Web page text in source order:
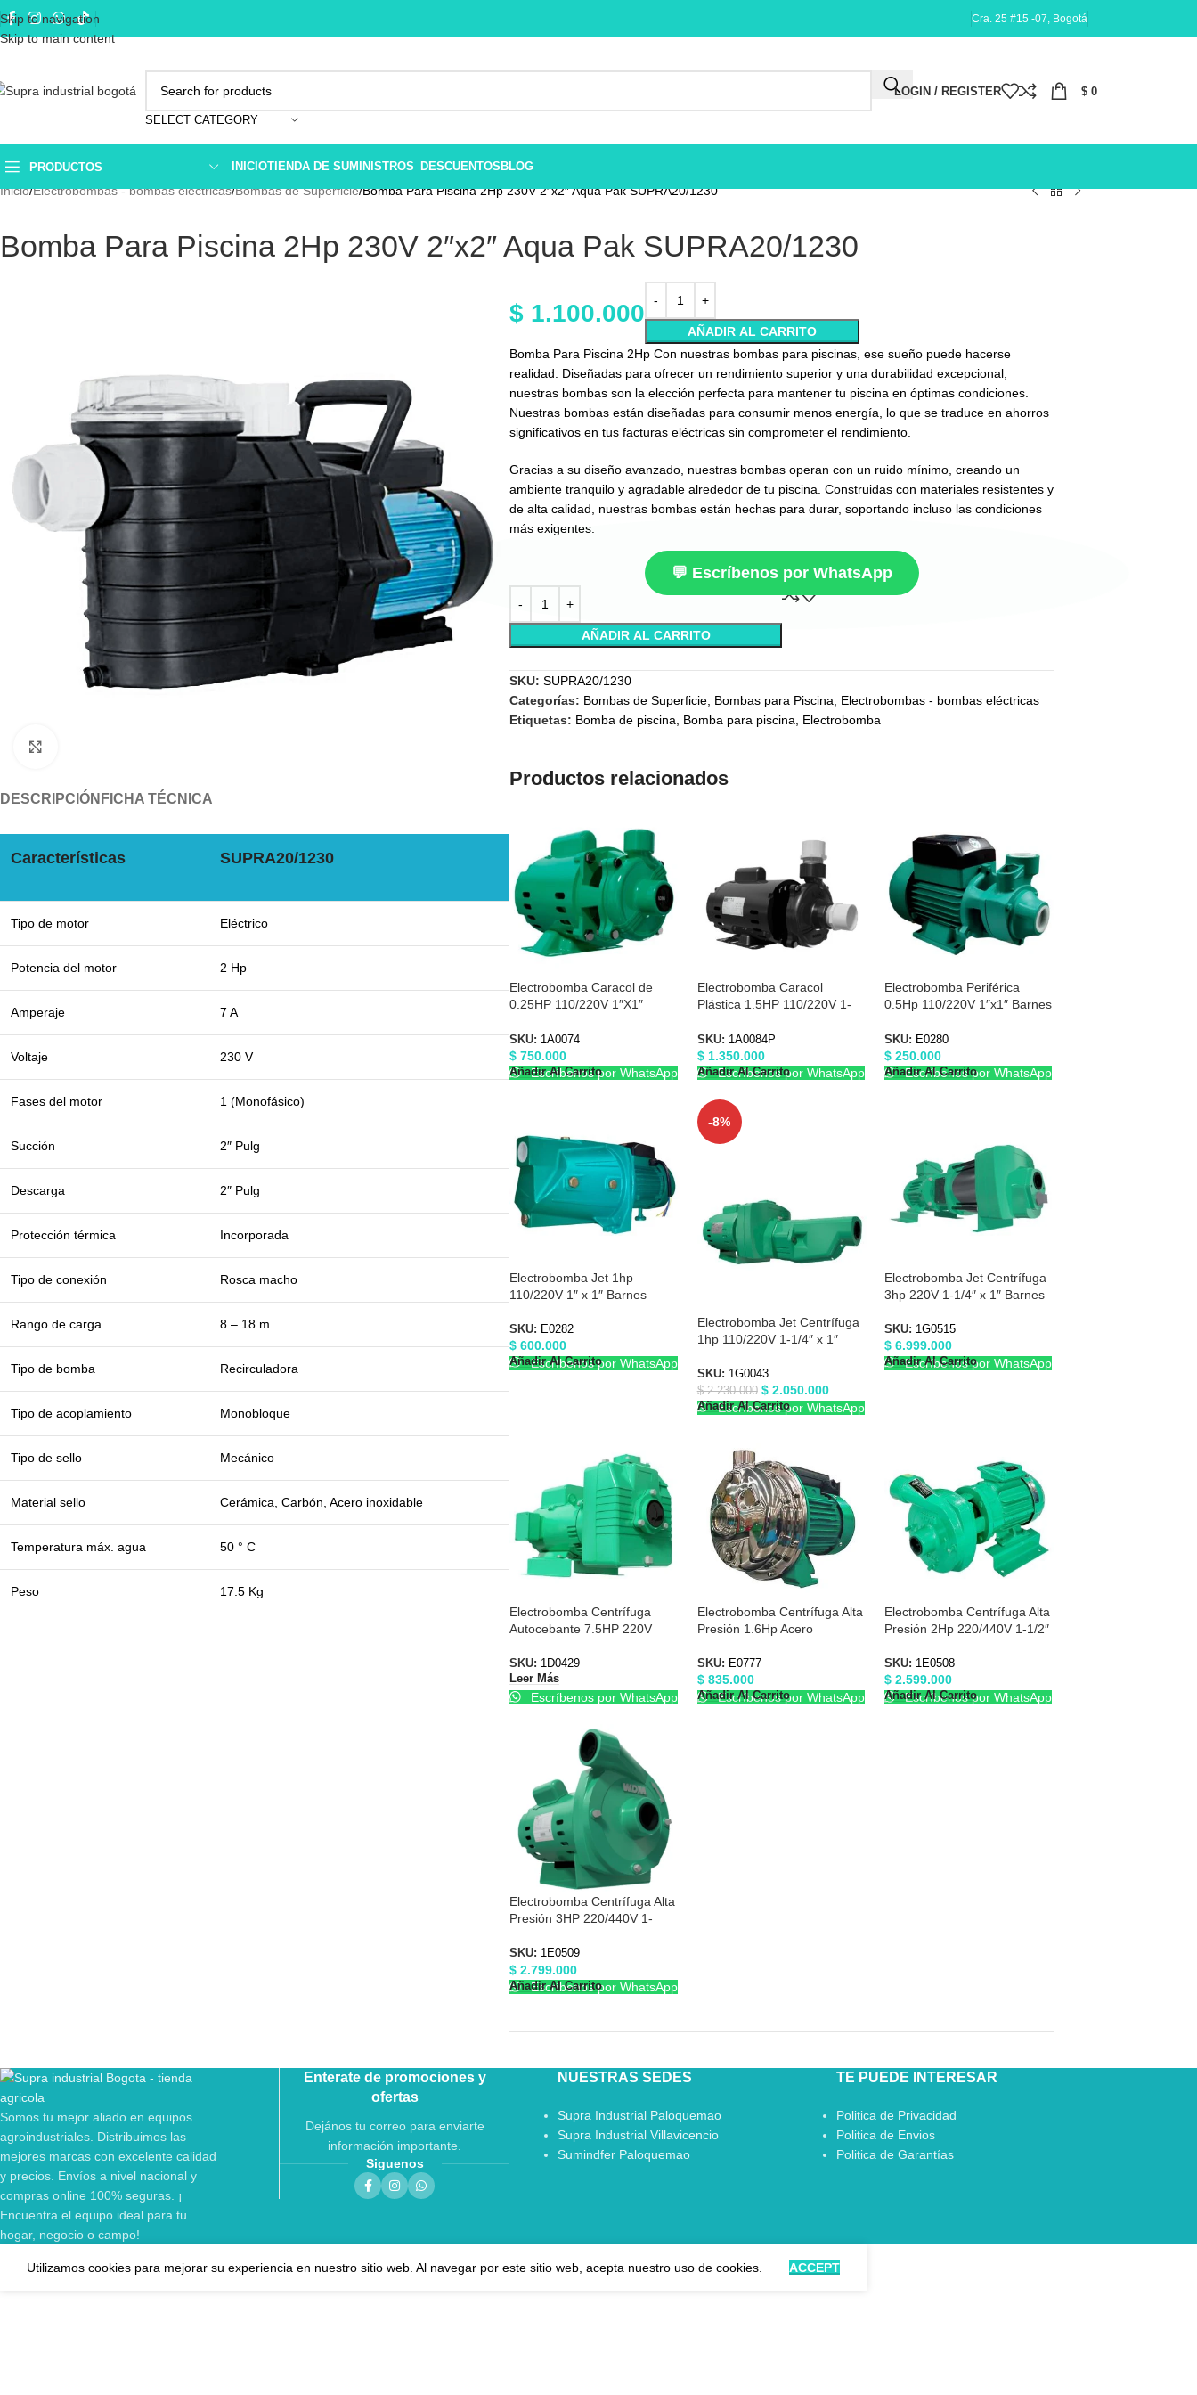
Skip to navigation
Skip to main content
Cra. 25 #15 -07, Bogotá
SELECT CATEGORY
LOGIN / REGISTER $ 0
PRODUCTOS INICIOTIENDA DE SUMINISTROS DESCUENTOS BLOG
Inicio Electrobombas - bombas eléctricas Bombas de Superficie Bomba Para Piscina 2Hp 230V 2″x2″ Aqua Pak SUPRA20/1230
Bomba Para Piscina 2Hp 230V 2″x2″ Aqua Pak SUPRA20/1230
DESCRIPCIÓN FICHA TÉCNICA
Características SUPRA20/1230
Tipo de motor Eléctrico
Potencia del motor 2 Hp
Amperaje 7 A
Voltaje 230 V
Fases del motor 1 (Monofásico)
Succión 2″ Pulg
Descarga 2″ Pulg
Protección térmica Incorporada
Tipo de conexión Rosca macho
Rango de carga 8 – 18 m
Tipo de bomba Recirculadora
Tipo de acoplamiento Monobloque
Tipo de sello Mecánico
Material sello Cerámica, Carbón, Acero inoxidable
Temperatura máx. agua 50 ° C
Peso 17.5 Kg
$ 1.100.000
AÑADIR AL CARRITO
Bomba Para Piscina 2Hp Con nuestras bombas para piscinas, ese sueño puede hacerse
realidad. Diseñadas para ofrecer un rendimiento superior y una durabilidad excepcional,
nuestras bombas son la elección perfecta para mantener tu piscina en óptimas condiciones.
Nuestras bombas están diseñadas para consumir menos energía, lo que se traduce en ahorros
significativos en tus facturas eléctricas sin comprometer el rendimiento.
Gracias a su diseño avanzado, nuestras bombas operan con un ruido mínimo, creando un
ambiente tranquilo y agradable alrededor de tu piscina. Construidas con materiales resistentes y
de alta calidad, nuestras bombas están hechas para durar, soportando incluso las condiciones
más exigentes.
💬 Escríbenos por WhatsApp
AÑADIR AL CARRITO
SKU:SUPRA20/1230
Categorías: Bombas de Superficie Bombas para Piscina
Electrobombas - bombas eléctricas
Etiquetas: Bomba de piscina Bomba para piscina Electrobomba
Productos relacionados
Electrobomba Caracol de
0.25HP 110/220V 1″X1″
SKU: 1A0074
$ 750.000
Añadir Al Carrito
Escríbenos por WhatsApp
Electrobomba Caracol
Plástica 1.5HP 110/220V 1-
SKU: 1A0084P
$1.350.000
Añadir Al Carrito
Escríbenos por WhatsApp
Electrobomba Periférica
0.5Hp 110/220V 1″x1″ Barnes
SKU: E0280
$250.000
Añadir Al Carrito
Escríbenos por WhatsApp
Electrobomba Jet 1hp
110/220V 1″ x 1″ Barnes
SKU: E0282
$ 600.000
Añadir Al Carrito
Escríbenos por WhatsApp
-8%
Electrobomba Jet Centrífuga
1hp 110/220V 1-1/4″ x 1″
SKU: 1G0043
$2.230.000 $2.050.000
Añadir Al Carrito
Escríbenos por WhatsApp
Electrobomba Jet Centrífuga
3hp 220V 1-1/4″ x 1″ Barnes
SKU: 1G0515
$6.999.000
Añadir Al Carrito
Escríbenos por WhatsApp
Electrobomba Centrífuga
Autocebante 7.5HP 220V
SKU: 1D0429
Leer Más
Escríbenos por WhatsApp
Electrobomba Centrífuga Alta
Presión 1.6Hp Acero
E0777
SKU: E0777
$835.000
Añadir Al Carrito
Escríbenos por WhatsApp
Electrobomba Centrífuga Alta
Presión 2Hp 220/440V 1-1/2″
SKU: 1E0508
$2.599.000
Añadir Al Carrito
Escríbenos por WhatsApp
Electrobomba Centrífuga Alta
Presión 3HP 220/440V 1-
SKU: 1E0509
$ 2.799.000
Añadir Al Carrito
Escríbenos por WhatsApp
Somos tu mejor aliado en equipos
agroindustriales. Distribuimos las
mejores marcas con excelente calidad
y precios. Envíos a nivel nacional y
compras online 100% seguras. ¡
Encuentra el equipo ideal para tu
hogar, negocio o campo!
Enterate de promociones y
ofertas
Dejános tu correo para enviarte
información importante.
Siguenos
NUESTRAS SEDES
Supra Industrial Paloquemao
Supra Industrial Villavicencio
Sumindfer Paloquemao
TE PUEDE INTERESAR
Politica de Privacidad
Politica de Envios
Politica de Garantías
Utilizamos cookies para mejorar su experiencia en nuestro sitio web. Al navegar por este sitio web, acepta nuestro uso de cookies. ACCEPT